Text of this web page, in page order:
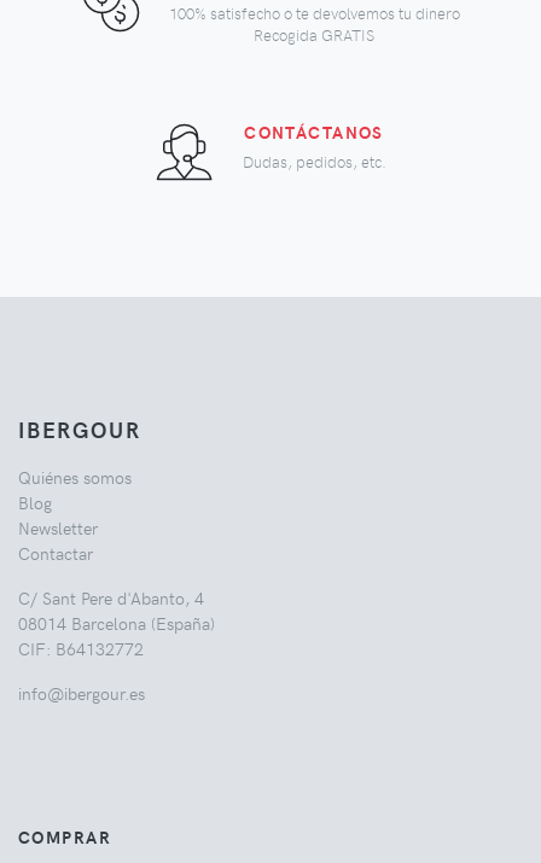
100% satisfecho o te devolvemos tu dinero
Recogida GRATIS
CONTÁCTANOS
Dudas, pedidos, etc.
IBERGOUR
Quiénes somos
Blog
Newsletter
Contactar
C/ Sant Pere d'Abanto, 4
08014 Barcelona (España)
CIF: B64132772
info@ibergour.es
COMPRAR